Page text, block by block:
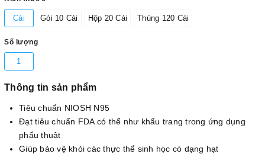
Cái Gói 10 Cái Hộp 20 Cái Thùng 120 Cái
Số lượng
1
Thông tin sản phẩm
Tiêu chuẩn NIOSH N95
Đạt tiêu chuẩn FDA có thể như khẩu trang trong ứng dụng
phẩu thuật
Giúp bảo vệ khỏi các thực thể sinh học có dạng hạt